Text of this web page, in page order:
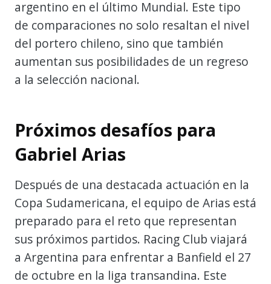
argentino en el último Mundial. Este tipo
de comparaciones no solo resaltan el nivel
del portero chileno, sino que también
aumentan sus posibilidades de un regreso
a la selección nacional.
Próximos desafíos para
Gabriel Arias
Después de una destacada actuación en la
Copa Sudamericana, el equipo de Arias está
preparado para el reto que representan
sus próximos partidos. Racing Club viajará
a Argentina para enfrentar a Banfield el 27
de octubre en la liga transandina. Este